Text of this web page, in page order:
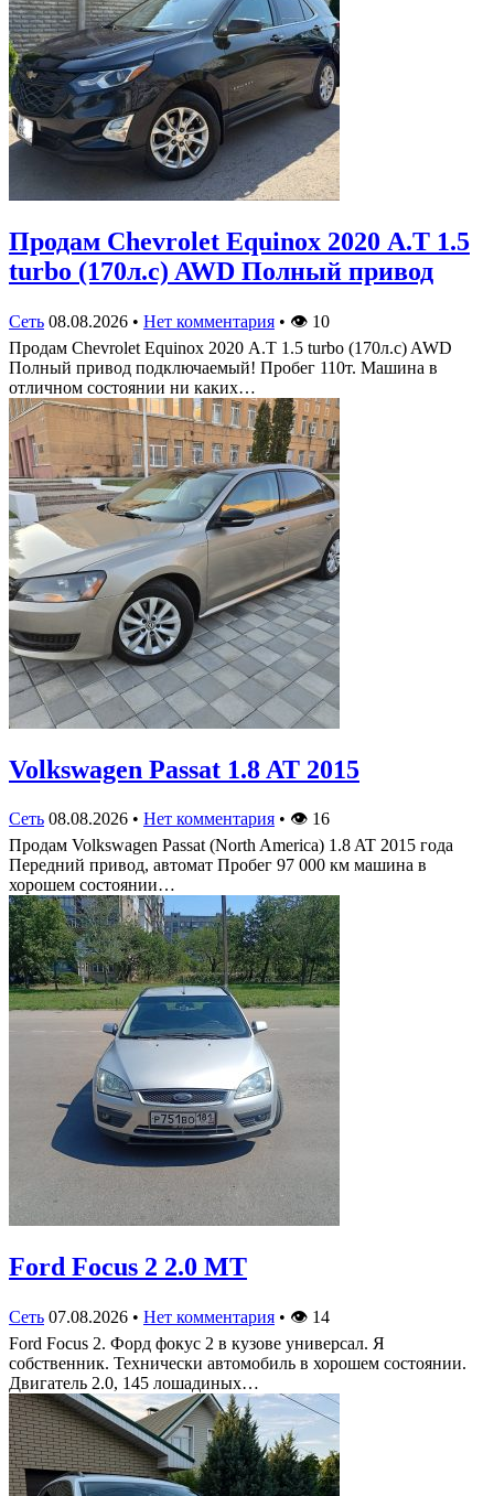
Продам Chevrolet Equinox 2020 А.Т 1.5
turbo (170л.с) AWD Полный привод
Сеть 08.08.2026 • Нет комментария • 👁 10
Продам Chevrolet Equinox 2020 А.Т 1.5 turbo (170л.с) AWD
Полный привод подключаемый! Пробег 110т. Машина в
отличном состоянии ни каких…
Volkswagen Passat 1.8 AT 2015
Сеть 08.08.2026 • Нет комментария • 👁 16
Продам Volkswagen Passat (North America) 1.8 AT 2015 года
Передний привод, автомат Пробег 97 000 км машина в
хорошем состоянии…
Ford Focus 2 2.0 MT
Сеть 07.08.2026 • Нет комментария • 👁 14
Ford Focus 2. Форд фокус 2 в кузове универсал. Я
собственник. Технически автомобиль в хорошем состоянии.
Двигатель 2.0, 145 лошадиных…